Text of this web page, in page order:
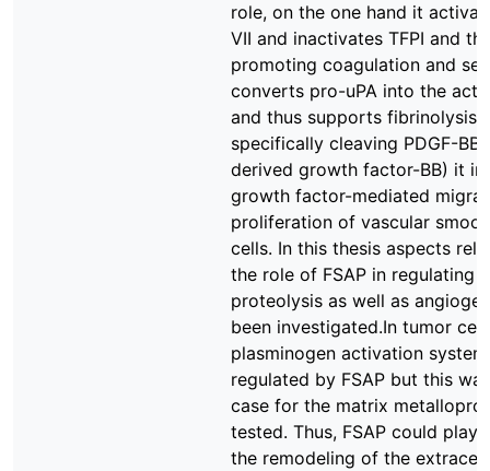
role, on the one hand it
VII and inactivates TFPI and
promoting coagulation and
converts pro-uPA into the
and thus supports fibrinolysis.
specifically cleaving PDGF-BB
derived growth factor-BB) it
growth factor-mediated
proliferation of vascular
cells. In this thesis aspects
the role of FSAP in regulating
proteolysis as well as
been investigated.In tumor
plasminogen activation
regulated by FSAP but this
case for the matrix
tested. Thus, FSAP could play
the remodeling of the